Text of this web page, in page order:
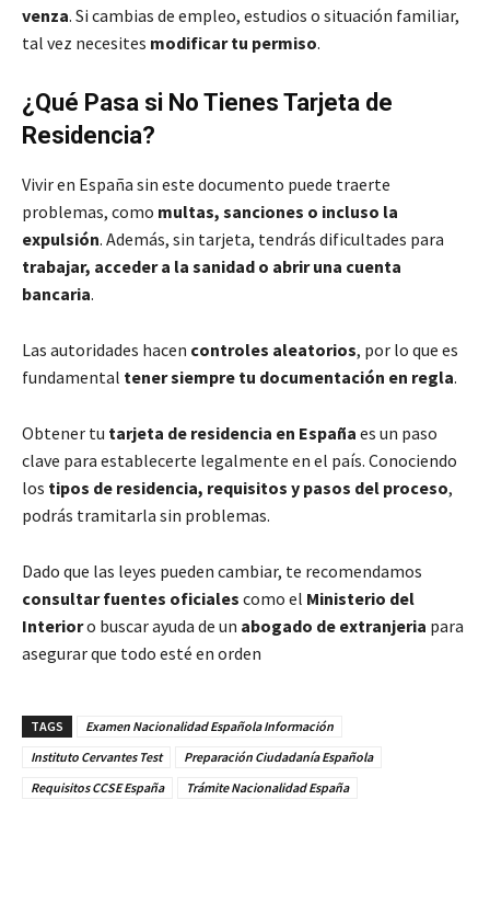
venza. Si cambias de empleo, estudios o situación familiar,
tal vez necesites modificar tu permiso.
¿Qué Pasa si No Tienes Tarjeta de
Residencia?
Vivir en España sin este documento puede traerte
problemas, como multas, sanciones o incluso la
expulsión. Además, sin tarjeta, tendrás dificultades para
trabajar, acceder a la sanidad o abrir una cuenta
bancaria.
Las autoridades hacen controles aleatorios, por lo que es
fundamental tener siempre tu documentación en regla.
Obtener tu tarjeta de residencia en España es un paso
clave para establecerte legalmente en el país. Conociendo
los tipos de residencia, requisitos y pasos del proceso,
podrás tramitarla sin problemas.
Dado que las leyes pueden cambiar, te recomendamos
consultar fuentes oficiales como el Ministerio del
Interioro buscar ayuda de un abogado de extranjeria para
asegurar que todo esté en orden
TAGS
Examen Nacionalidad Española Información
Instituto Cervantes Test
Preparación Ciudadanía Española
Requisitos CCSE España
Trámite Nacionalidad España